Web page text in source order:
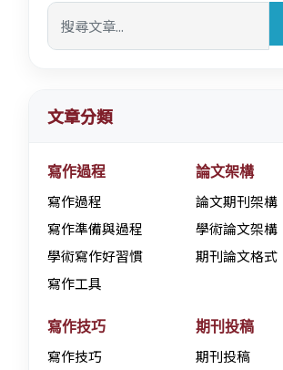
文章分類
寫作過程
寫作過程
寫作準備與過程
學術寫作好習慣
寫作工具
論文架構
論文期刊架構
學術論文架構
期刊論文格式
寫作技巧
寫作技巧
期刊投稿
期刊投稿